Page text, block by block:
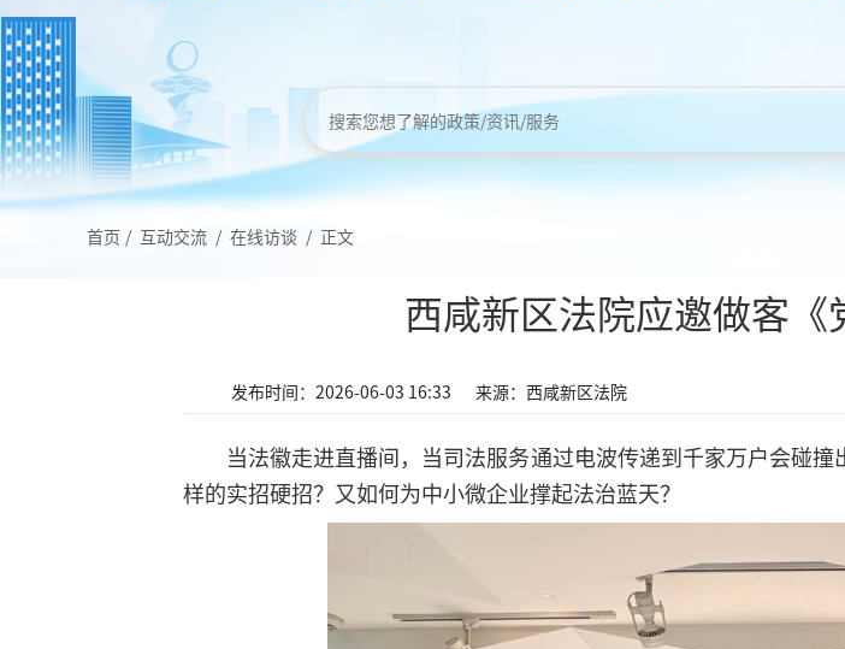
首页 / 互动交流 / 在线访谈 / 正文
西咸新区法院应邀做客
发布时间：2026-06-03 16:33 来源：西咸新区法院
当法徽走进直播间，当司法服务通过电波传递到千家万户会碰
样的实招硬招？又如何为中小微企业撑起法治蓝天？